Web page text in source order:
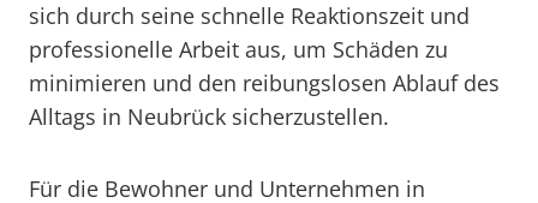
sich durch seine schnelle Reaktionszeit und
professionelle Arbeit aus, um Schäden zu
minimieren und den reibungslosen Ablauf des
Alltags in Neubrück sicherzustellen.
Für die Bewohner und Unternehmen in